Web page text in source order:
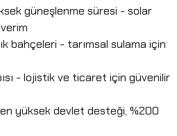
güneşlenme süresi - solar
bahçeleri - tarımsal sulama için
- lojistik ve ticaret için güvenilir
yüksek devlet desteği, %200